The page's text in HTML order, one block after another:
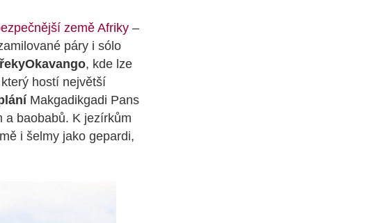
země Afriky –
páry i sólo
řekyOkavango, kde lze
hostí největší
Makgadikgadi Pans
a baobabů. K jezírkům
i šelmy jako gepardi,